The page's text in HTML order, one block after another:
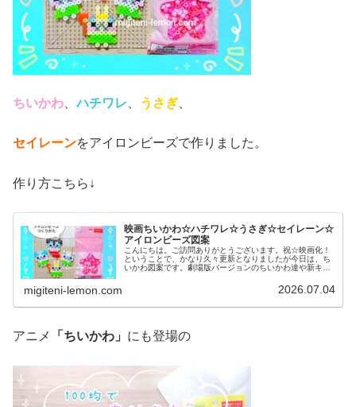
ちいかわ 、ハチワレ うさぎ
セイレーンをアイロンビーズで作りました。
作り方こちら↓
映画ちいかわ☆ハチワレ☆うさぎ☆セイレーン☆
アイロンビーズ図案
こんにちは。ご訪問ありがとうございます。祝☆映画化！
ということで、かなり久々更新となりましたが今日は、ち
いかわ図案です。劇場版バージョンのちいかわ達や新キャ
migiteni-lemon.com 2026.07.04
アニメ 「ちいかわ」 にも登場の